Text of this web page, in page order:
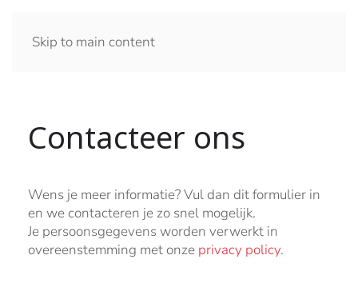
Skip to main content
Contacteer ons
Wens je meer informatie? Vul dan dit formulier in
en we contacteren je zo snel mogelijk.
Je persoonsgegevens worden verwerkt in
overeenstemming met onze privacy policy.